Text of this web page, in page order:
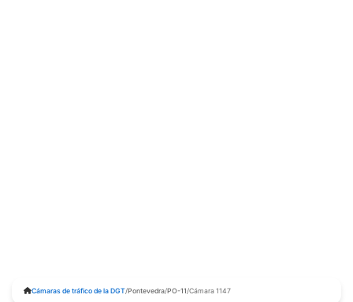
Cámaras de tráfico de la DGT/Pontevedra/PO-11 /Cámara 1147